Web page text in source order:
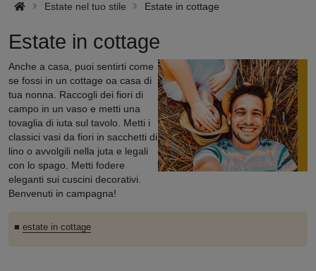
Estate nel tuo stile Estate in cottage
Estate in cottage
Anche a casa, puoi sentirti come
se fossi in un cottage oa casa di
tua nonna. Raccogli dei fiori di
campo in un vaso e metti una
tovaglia di iuta sul tavolo. Metti i
classici vasi da fiori in sacchetti di
lino o avvolgili nella juta e legali
con lo spago. Metti fodere
eleganti sui cuscini decorativi.
Benvenuti in campagna!
■ estate in cottage